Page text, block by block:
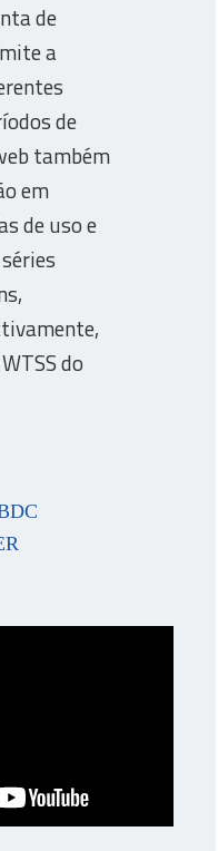
de
a
de
também
em
de uso e
do